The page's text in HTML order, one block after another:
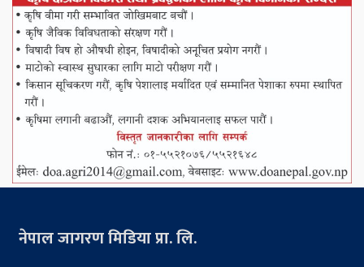
नेपाल जागरण मिडिया प्रा. लि.